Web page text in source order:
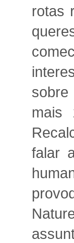
rotas
mais
falar